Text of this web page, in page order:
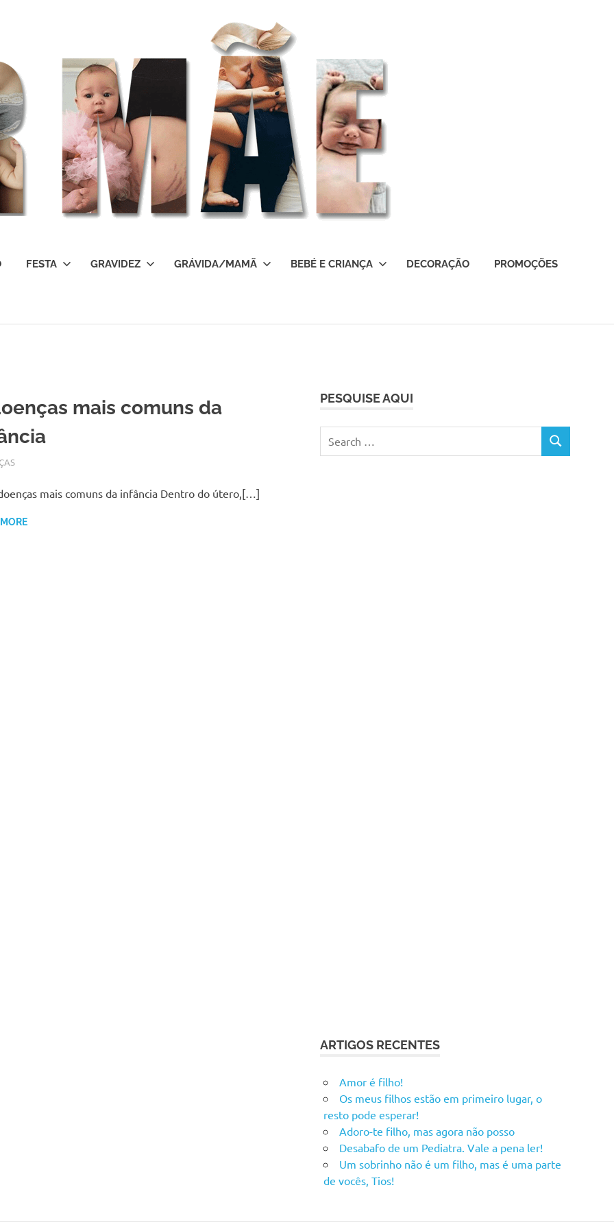
FESTA GRAVIDEZ GRÁVIDA/MAMÃ BEBÉ E CRIANÇA DECORAÇÃO PROMOÇÕES
mais comuns da
15, 2017
mais comuns da infância Dentro do útero,[…]
PESQUISE AQUI
for:
SEARCH
ARTIGOS RECENTES
Amor é filho!
Os meus filhos estão em primeiro lugar, o
resto pode esperar!
Adoro-te filho, mas agora não posso
Desabafo de um Pediatra. Vale a pena ler!
Um sobrinho não é um filho, mas é uma parte
de vocês, Tios!